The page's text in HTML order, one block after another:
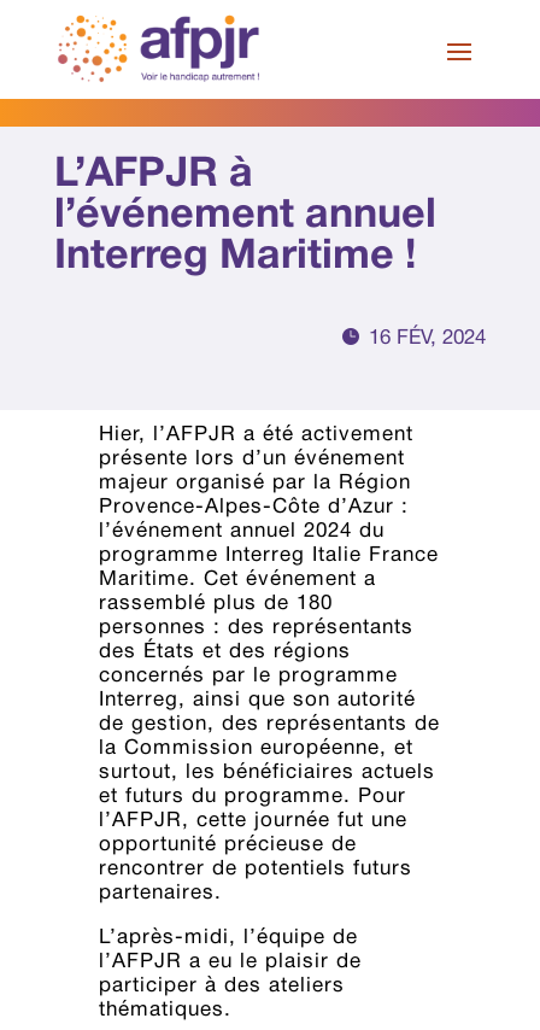
Nos actualités
L’AFPJR à
l’événement annuel
Interreg Maritime !
 16 FÉV, 2024
Hier, l’AFPJR a été activement
présente lors d’un événement
majeur organisé par la Région
Provence-Alpes-Côte d’Azur :
l’événement annuel 2024 du
programme Interreg Italie France
Maritime. Cet événement a
rassemblé plus de 180
personnes : des représentants
des États et des régions
concernés par le programme
Interreg, ainsi que son autorité
de gestion, des représentants de
la Commission européenne, et
surtout, les bénéficiaires actuels
et futurs du programme. Pour
l’AFPJR, cette journée fut une
opportunité précieuse de
rencontrer de potentiels futurs
partenaires.
L’après-midi, l’équipe de
l’AFPJR a eu le plaisir de
participer à des ateliers
thématiques.